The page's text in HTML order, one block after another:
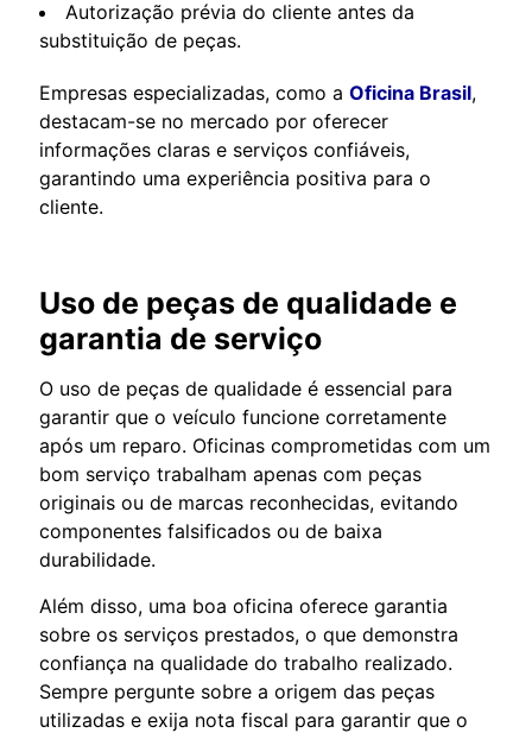
Autorização prévia do cliente antes da
substituição de peças.
Empresas especializadas, como a Oficina Brasil,
destacam-se no mercado por oferecer
informações claras e serviços confiáveis,
garantindo uma experiência positiva para o
cliente.
Uso de peças de qualidade e
garantia de serviço
O uso de peças de qualidade é essencial para
garantir que o veículo funcione corretamente
após um reparo. Oficinas comprometidas com um
bom serviço trabalham apenas com peças
originais ou de marcas reconhecidas, evitando
componentes falsificados ou de baixa
durabilidade.
Além disso, uma boa oficina oferece garantia
sobre os serviços prestados, o que demonstra
confiança na qualidade do trabalho realizado.
Sempre pergunte sobre a origem das peças
utilizadas e exija nota fiscal para garantir que o